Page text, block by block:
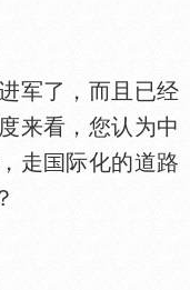
军了，而且已经
来看，您认为中
走
际化的道路